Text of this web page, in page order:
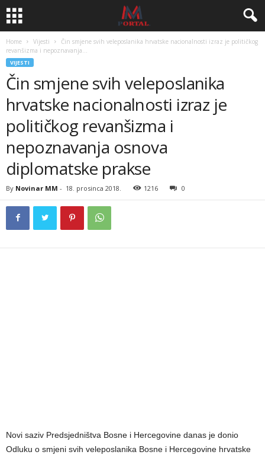
Home Vijesti
Čin smjene svih veleposlanika hrvatske nacionalnosti izraz je političkog
revanšizma i nepoznavanja...
VIJESTI
Čin smjene svih veleposlanika
hrvatske nacionalnosti izraz je
političkog revanšizma i
nepoznavanja osnova
diplomatske prakse
By Novinar MM - 18. prosinca 2018. 1216 0
Novi saziv Predsjedništva Bosne i Hercegovine danas je donio
Odluku o smjeni svih veleposlanika Bosne i Hercegovine hrvatske